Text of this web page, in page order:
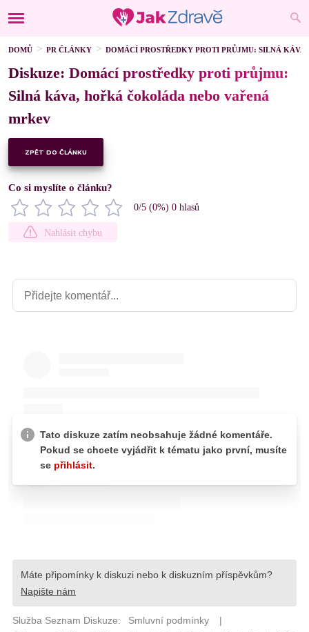
DOMŮ PR ČLÁNKY DOMÁCÍ PROSTŘEDKY PROTI PRŮJMU: SILNÁ
Diskuze: Domácí prostředky proti průjmu:
Silná káva, hořká čokoláda nebo vařená
mrkev
ZPĚT DO ČLÁNKU
Co si myslíte o článku?
0/5 (0%) 0 hlasů
Nahlásit chybu